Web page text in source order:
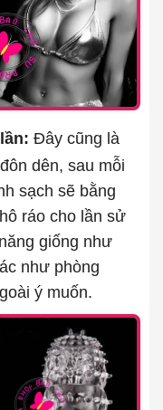
Đây cũng là
dên, sau mỗi
sạch sẽ bằng
ráo cho lần sử
giống như
như phòng
ý muốn.